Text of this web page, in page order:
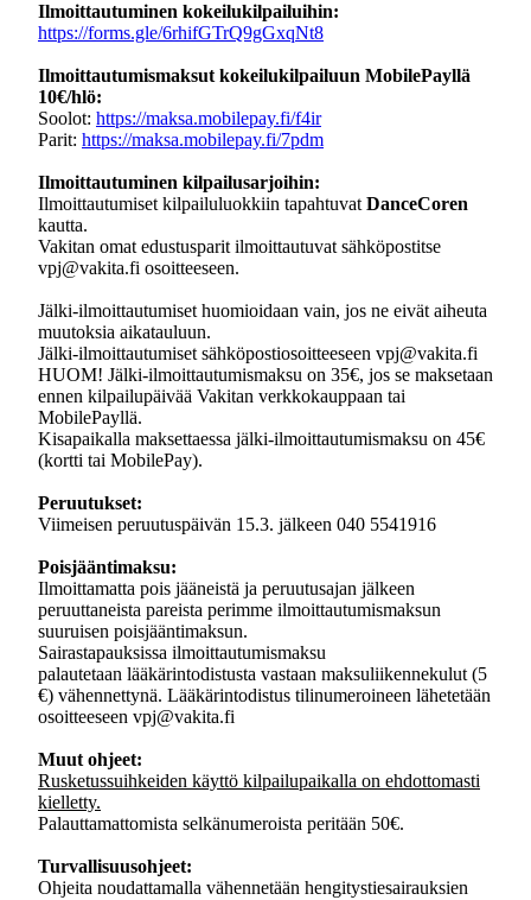
Ilmoittautuminen kokeilukilpailuihin:
https://forms.gle/6rhifGTrQ9gGxqNt8
Ilmoittautumismaksut kokeilukilpailuun MobilePayllä
10€/hlö:
Soolot: https://maksa.mobilepay.fi/f4ir
Parit: https://maksa.mobilepay.fi/7pdm
Ilmoittautuminen kilpailusarjoihin:
Ilmoittautumiset kilpailuluokkiin tapahtuvat DanceCoren
kautta.
Vakitan omat edustusparit ilmoittautuvat sähköpostitse
vpj@vakita.fi osoitteeseen.
Jälki-ilmoittautumiset huomioidaan vain, jos ne eivät aiheuta
muutoksia aikatauluun.
Jälki-ilmoittautumiset sähköpostiosoitteeseen vpj@vakita.fi
HUOM! Jälki-ilmoittautumismaksu on 35€, jos se maksetaan
ennen kilpailupäivää Vakitan verkkokauppaan tai
MobilePayllä.
Kisapaikalla maksettaessa jälki-ilmoittautumismaksu on 45€
(kortti tai MobilePay).
Peruutukset:
Viimeisen peruutuspäivän 15.3. jälkeen 040 5541916
Poisjääntimaksu:
Ilmoittamatta pois jääneistä ja peruutusajan jälkeen
peruuttaneista pareista perimme ilmoittautumismaksun
suuruisen poisjääntimaksun.
Sairastapauksissa ilmoittautumismaksu
palautetaan lääkärintodistusta vastaan maksuliikennekulut (5
€) vähennettynä. Lääkärintodistus tilinumeroineen lähetetään
osoitteeseen vpj@vakita.fi
Muut ohjeet:
Rusketussuihkeiden käyttö kilpailupaikalla on ehdottomasti
kielletty.
Palauttamattomista selkänumeroista peritään 50€.
Turvallisuusohjeet:
Ohjeita noudattamalla vähennetään hengitystiesairauksien